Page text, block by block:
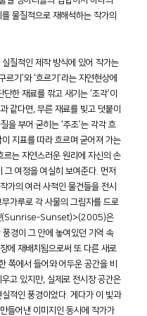
물질적으로 재해석하는 작가의
질적인 제작 방식에 있어 작가는
기’와 ‘흐르기’라는 자연현상에
한 재료를 깎고 새기는 ‘조각’이
같다면, 무른 재료를 빚고 덧붙이
을 부어 굳히는 ‘주조’는 각각 흐
지표를 따라 흐르며 굳어져 가는
르는 자연스러운 원리에 자신의 손
여정을 여실히 보여준다. 먼저
의 여러 사적인 물건들을 전시
가루로 각 사물의 그림자를 드로
셋(Sunrise-Sunset)>(2005)은
풍경이 그 안에 놓여있던 기억 속
에 재배치됨으로써 또 다른 새로
쪽에서 들어와 어두운 공간을 비
고 있지만, 실제로 전시장 공간은
적인 풍경이었다. 게다가 이 빛과
들어낸 이미지인 동시에 작가가